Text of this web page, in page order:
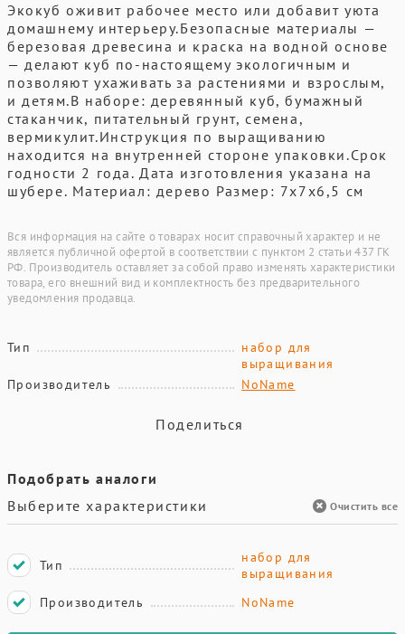
Экокуб оживит рабочее место или добавит уюта
домашнему интерьеру.Безопасные материалы —
березовая древесина и краска на водной основе
— делают куб по-настоящему экологичным и
позволяют ухаживать за растениями и взрослым,
и детям.В наборе: деревянный куб, бумажный
стаканчик, питательный грунт, семена,
вермикулит.Инструкция по выращиванию
находится на внутренней стороне упаковки.Срок
годности 2 года. Дата изготовления указана на
шубере. Материал: дерево Размер: 7х7х6,5 см
Вся информация на сайте о товарах носит справочный характер и не
является публичной офертой в соответствии с пунктом 2 статьи 437 ГК
РФ. Производитель оставляет за собой право изменять характеристики
товара, его внешний вид и комплектность без предварительного
уведомления продавца.
Тип
набор для
выращивания
Производитель
NoName
Поделиться
Подобрать аналоги
Выберите характеристики
Очистить все
Тип
набор для
выращивания
Производитель
NoName